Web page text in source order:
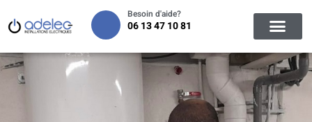
Besoin d'aide?
06 13 47 10 81